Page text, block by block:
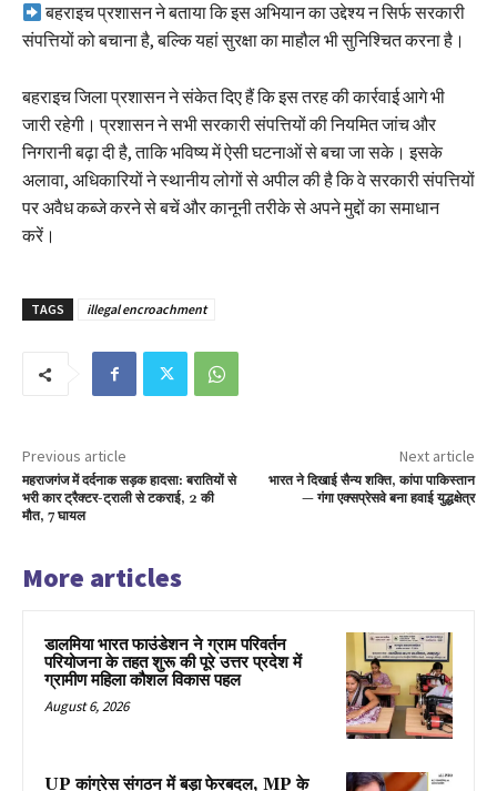
बहराइच प्रशासन ने बताया कि इस अभियान का उद्देश्य न सिर्फ सरकारी
संपत्तियों को बचाना है, बल्कि यहां सुरक्षा का माहौल भी सुनिश्चित करना है।
बहराइच जिला प्रशासन ने संकेत दिए हैं कि इस तरह की कार्रवाई आगे भी
जारी रहेगी। प्रशासन ने सभी सरकारी संपत्तियों की नियमित जांच और
निगरानी बढ़ा दी है, ताकि भविष्य में ऐसी घटनाओं से बचा जा सके। इसके
अलावा, अधिकारियों ने स्थानीय लोगों से अपील की है कि वे सरकारी संपत्तियों
पर अवैध कब्जे करने से बचें और कानूनी तरीके से अपने मुद्दों का समाधान
करें।
TAGS illegal encroachment
Previous article
महराजगंज में दर्दनाक सड़क हादसा: बरातियों से
भरी कार ट्रैक्टर-ट्राली से टकराई, 2 की
मौत, 7 घायल
Next article
भारत ने दिखाई सैन्य शक्ति, कांपा पाकिस्तान
— गंगा एक्सप्रेसवे बना हवाई युद्धक्षेत्र
More articles
डालमिया भारत फाउंडेशन ने ग्राम परिवर्तन
परियोजना के तहत शुरू की पूरे उत्तर प्रदेश में
ग्रामीण महिला कौशल विकास पहल
August 6, 2026
UP कांग्रेस संगठन में बड़ा फेरबदल, MP के